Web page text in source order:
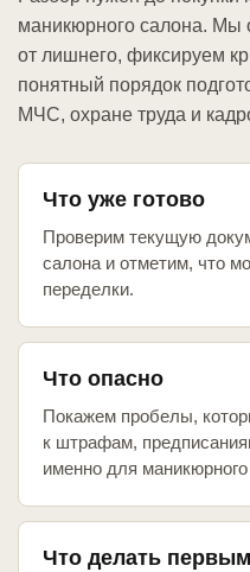
маникюрного салона. Мы
от лишнего, фиксируем
понятный порядок
МЧС, охране труда и
Что уже готово
Проверим текущую
салона и отметим, что
переделки.
Что опасно
Покажем пробелы,
к штрафам,
именно для
Что делать первым